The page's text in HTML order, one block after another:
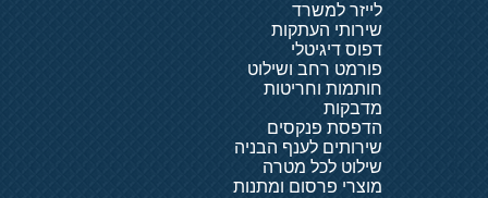
לייזר למשרד
שירותי העתקות
דפוס דיגיטלי
פורמט רחב ושילוט
חותמות וחריטות
מדבקות
הדפסת פנקסים
שירותים לענף הבניה
שילוט לכל מטרה
מוצרי פרסום ומתנות